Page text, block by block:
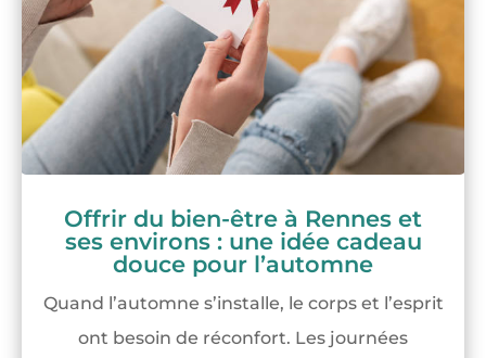
Offrir du bien-être à Rennes et
ses environs : une idée cadeau
douce pour l’automne
Quand l’automne s’installe, le corps et l’esprit
ont besoin de réconfort. Les journées